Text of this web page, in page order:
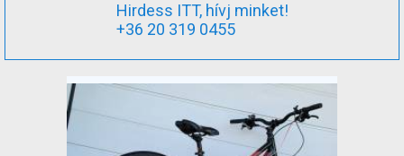
Hirdess ITT, hívj minket!
+36 20 319 0455